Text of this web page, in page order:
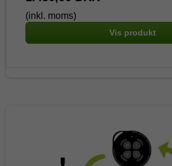
(inkl. moms)
Vis produkt